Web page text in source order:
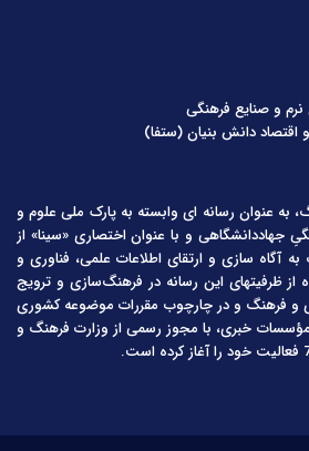
و صنایع فرهنگی
دانش بنیان (ستفا)
به عنوان رسانه ای وابسته به پارک ملی علوم و
جهاددانشگاهی و با عنوان اختصاری «سینا» از
کمک به آگاه سازی و ارتقای اطلاعات علمی، فناوری و
از ظرفیتهای این رسانه در فرهنگ‌سازی و ترویج
و فرهنگ و در چارچوب مقررات موضوعه کشوری
خبری، با مجوز رسمی از وزارت فرهنگ و